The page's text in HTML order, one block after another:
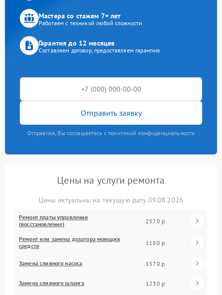
Мастера со стажем 7+ лет
Работаем с техникой любой сложности
Гарантия до 12 месяцев
Составляем договор, предоставляем гарантию
Отправить заявку
Отправляя, Вы соглашаетесь с политикой конфиденциальности
Цены на услуги ремонта
Цены актуальны на текущую дату 09.08.2026
Ремонт платы управления
(восстановление)
2570 р
Ремонт или замена дозатора моющих
средств
1180 р
Замена сливного насоса 1570 р
Замена сливного шланга 1230 р